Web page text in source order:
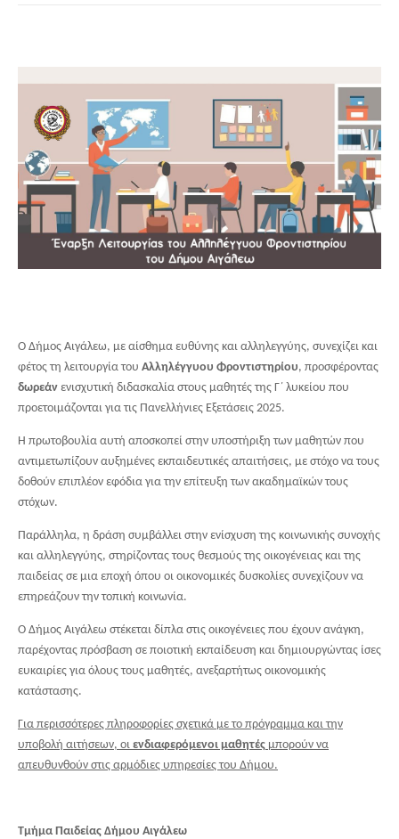
Ο Δήμος Αιγάλεω, με αίσθημα ευθύνης και αλληλεγγύης, συνεχίζει και
φέτος τη λειτουργία του Αλληλέγγυου Φροντιστηρίου, προσφέροντας
δωρεάν ενισχυτική διδασκαλία στους μαθητές της Γ΄ λυκείου που
προετοιμάζονται για τις Πανελλήνιες Εξετάσεις 2025.
Η πρωτοβουλία αυτή αποσκοπεί στην υποστήριξη των μαθητών που
αντιμετωπίζουν αυξημένες εκπαιδευτικές απαιτήσεις, με στόχο να τους
δοθούν επιπλέον εφόδια για την επίτευξη των ακαδημαϊκών τους
στόχων.
Παράλληλα, η δράση συμβάλλει στην ενίσχυση της κοινωνικής συνοχής
και αλληλεγγύης, στηρίζοντας τους θεσμούς της οικογένειας και της
παιδείας σε μια εποχή όπου οι οικονομικές δυσκολίες συνεχίζουν να
επηρεάζουν την τοπική κοινωνία.
Ο Δήμος Αιγάλεω στέκεται δίπλα στις οικογένειες που έχουν ανάγκη,
παρέχοντας πρόσβαση σε ποιοτική εκπαίδευση και δημιουργώντας ίσες
ευκαιρίες για όλους τους μαθητές, ανεξαρτήτως οικονομικής
κατάστασης.
Για περισσότερες πληροφορίες σχετικά με το πρόγραμμα και την
υποβολή αιτήσεων, οι ενδιαφερόμενοι μαθητές μπορούν να
απευθυνθούν στις αρμόδιες υπηρεσίες του Δήμου.
Τμήμα Παιδείας Δήμου Αιγάλεω